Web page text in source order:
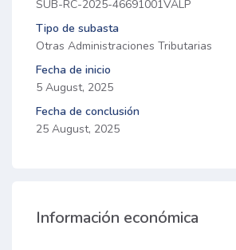
SUB-RC-2025-46691001VALP
Tipo de subasta
Otras Administraciones Tributarias
Fecha de inicio
5 August, 2025
Fecha de conclusión
25 August, 2025
Información económica